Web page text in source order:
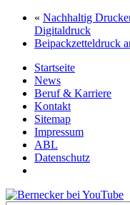
« Nachhaltig
Digitaldruck
Beipackzetteldruck
Startseite
News
Beruf & Karriere
Kontakt
Sitemap
Impressum
ABL
Datenschutz